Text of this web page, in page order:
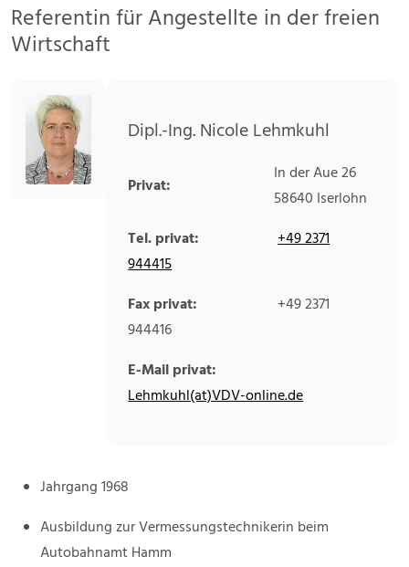
Referentin für Angestellte in der freien
Wirtschaft
Dipl.-Ing. Nicole Lehmkuhl
Privat:
In der Aue 26
58640 Iserlohn
Tel. privat:
+49 2371
944415
Fax privat:
+49 2371
944416
E-Mail privat:
Lehmkuhl(at)VDV-online.de
Jahrgang 1968
Ausbildung zur Vermessungstechnikerin beim
Autobahnamt Hamm